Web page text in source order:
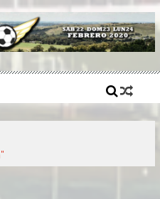
de fútbol sintético del país.